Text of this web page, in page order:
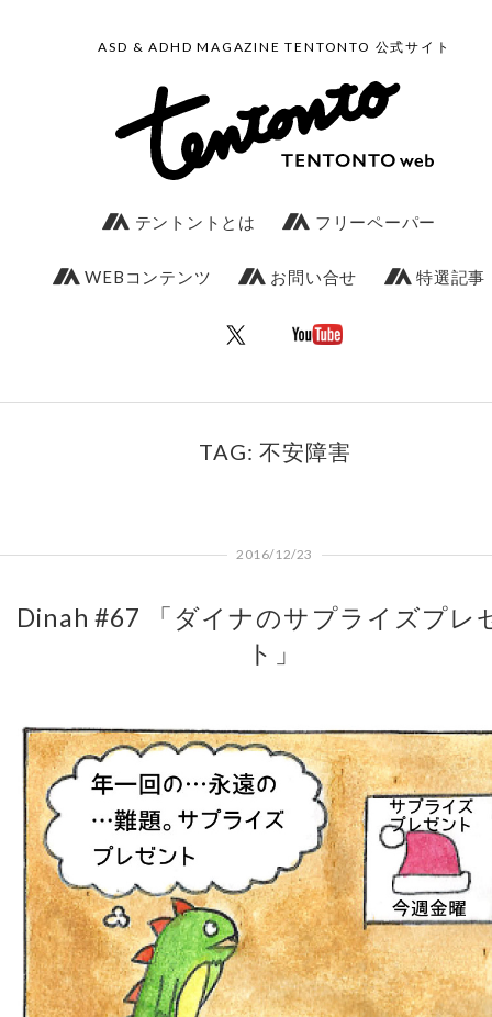
ASD & ADHD MAGAZINE TENTONTO 公式サイト
テントントとは フリーペーパー
WEBコンテンツ お問い合せ 特選記事
TAG: 不安障害
2016/12/23
Dinah #67 「ダイナのサプライズプレ
ト」